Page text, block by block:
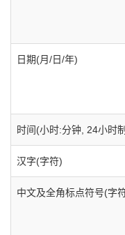
日期(月/日/年)
时间(小时:分钟, 24小时
汉字(字符)
中文及全角标点符号(字